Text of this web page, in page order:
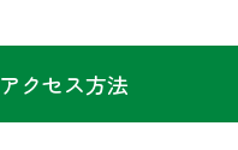
アクセス方法